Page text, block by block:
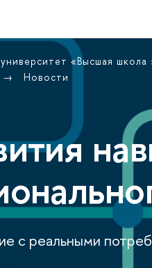
«Высшая
Новости
с реальными